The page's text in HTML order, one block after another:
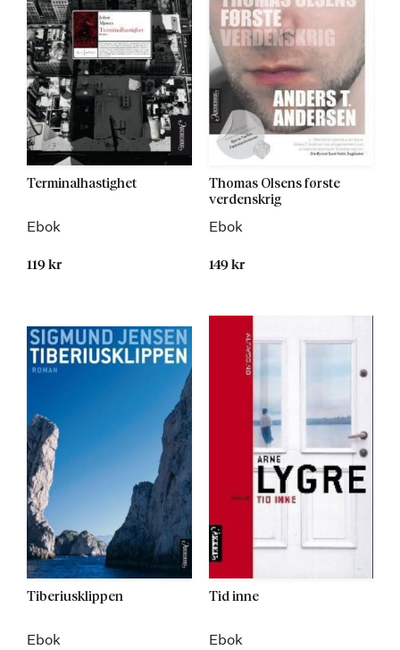
Terminalhastighet
Ebok
119 kr
Thomas Olsens første
verdenskrig
Ebok
149 kr
Tiberiusklippen
Ebok
Tid inne
Ebok